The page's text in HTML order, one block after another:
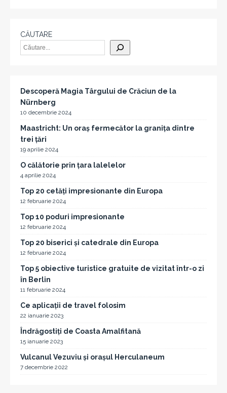
CĂUTARE
Descoperă Magia Târgului de Crăciun de la
Nürnberg
10 decembrie 2024
Maastricht: Un oraș fermecător la granița dintre
trei țări
19 aprilie 2024
O călătorie prin țara lalelelor
4 aprilie 2024
Top 20 cetăți impresionante din Europa
12 februarie 2024
Top 10 poduri impresionante
12 februarie 2024
Top 20 biserici și catedrale din Europa
12 februarie 2024
Top 5 obiective turistice gratuite de vizitat într-o zi
în Berlin
11 februarie 2024
Ce aplicații de travel folosim
22 ianuarie 2023
Îndrăgostiți de Coasta Amalfitană
15 ianuarie 2023
Vulcanul Vezuviu și orașul Herculaneum
7 decembrie 2022